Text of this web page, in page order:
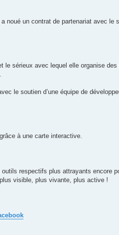
un contrat de partenariat avec le
le sérieux avec lequel elle organise
le soutien d’une équipe de
à une carte interactive.
respectifs plus attrayants encore
visible, plus vivante, plus active !